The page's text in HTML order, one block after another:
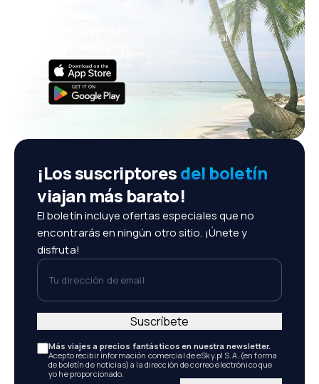
vacaciones, escapadas
Cómoda gestión de reservas
¡Todo lo que importa, siempre al
¡Los suscriptoresdel boletín
viajan más barato!
El boletín incluye ofertas especiales que no
encontrarás en ningún otro sitio. ¡Únete y
disfruta!
Tu dirección de email
Más viajes a precios fantásticos en nuestra newsletter.
Acepto recibir información comercial de eSky.pl S.A. (en forma
de boletín de noticias) a la dirección de correo electrónico que
yo he proporcionado.
Suscríbete